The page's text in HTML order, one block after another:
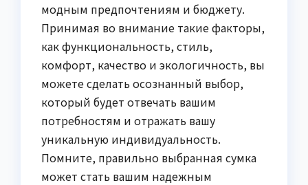
модным предпочтениям и бюджету.
Принимая во внимание такие факторы,
как функциональность, стиль,
комфорт, качество и экологичность, вы
можете сделать осознанный выбор,
который будет отвечать вашим
потребностям и отражать вашу
уникальную индивидуальность.
Помните, правильно выбранная сумка
может стать вашим надежным